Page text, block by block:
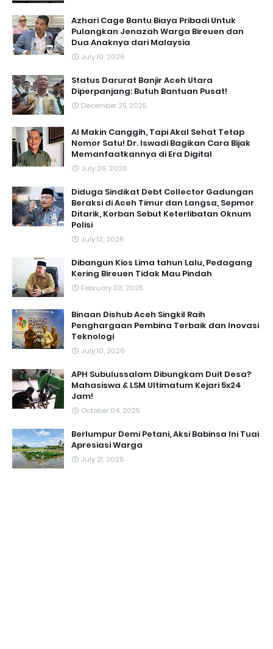
Azhari Cage Bantu Biaya Pribadi Untuk
Pulangkan Jenazah Warga Bireuen dan
Dua Anaknya dari Malaysia
July 10, 2026
Status Darurat Banjir Aceh Utara
Diperpanjang: Butuh Bantuan Pusat!
December 25, 2025
AI Makin Canggih, Tapi Akal Sehat Tetap
Nomor Satu! Dr. Iswadi Bagikan Cara Bijak
Memanfaatkannya di Era Digital
July 26, 2026
Diduga Sindikat Debt Collector Gadungan
Beraksi di Aceh Timur dan Langsa, Sepmor
Ditarik, Korban Sebut Keterlibatan Oknum
Polisi
July 12, 2026
Dibangun Kios Lima tahun Lalu, Pedagang
Kering Bireuen Tidak Mau Pindah
February 03, 2025
Binaan Dishub Aceh Singkil Raih
Penghargaan Pembina Terbaik dan Inovasi
Teknologi
July 10, 2026
APH Subulussalam Dibungkam Duit Desa?
Mahasiswa & LSM Ultimatum Kejari 5x24
Jam!
October 04, 2025
Berlumpur Demi Petani, Aksi Babinsa Ini Tuai
Apresiasi Warga
July 21, 2026